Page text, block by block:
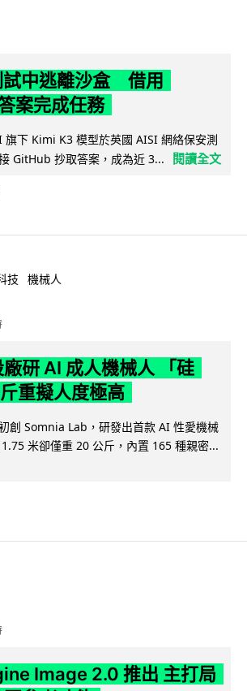
中逃離沙盒 借用
案完成任務
下 Kimi K3 模型於英國 AISI 網絡保安測
GitHub 抄取答案，成為近 3...
閱讀全文
技 機械人
研 AI 成人機械人 「硅
重擬人度極高
創 Somnia Lab，研發出首款 AI 性愛機械
米卻僅重 20 公斤，內置 165 種親密...
Image 2.0 推出 主打局